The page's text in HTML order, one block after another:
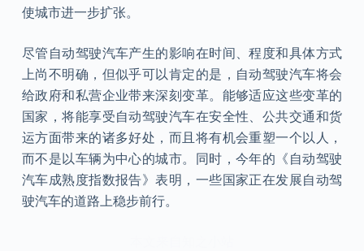
使城市进一步扩张。
尽管自动驾驶汽车产生的影响在时间、程度和具体方式
上尚不明确，但似乎可以肯定的是，自动驾驶汽车将会
给政府和私营企业带来深刻变革。能够适应这些变革的
国家，将能享受自动驾驶汽车在安全性、公共交通和货
运方面带来的诸多好处，而且将有机会重塑一个以人，
而不是以车辆为中心的城市。同时，今年的《自动驾驶
汽车成熟度指数报告》表明，一些国家正在发展自动驾
驶汽车的道路上稳步前行。